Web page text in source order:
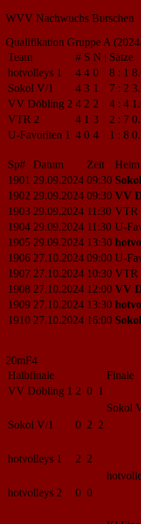
WVV Nachwuchs Burschen
Qualifikation Gruppe A
Team
# S N | Sätze
hotvolleys 1
4 4 0 8 : 1
Sokol V/1
4 3 1 7 : 2
VV Döbling 2 4 2 2 4 : 4
VTR 2
4 1 3 2 : 7
U-Favoriten 1 4 0 4 1 : 8
Sp# Datum Zeit Heim
1901 29.09.2024 09:30
1902 29.09.2024 09:30 VV
1903 29.09.2024 11:30 VTR
1904 29.09.2024 11:30 U-
1905 29.09.2024 13:30
1906 27.10.2024 09:00 U-
1907 27.10.2024 10:30 VTR
1908 27.10.2024 12:00 VV
1909 27.10.2024 13:30
1910 27.10.2024 16:00
20mF4
Halbfinale
Finale
VV Döbling 1 2 0 1
Sokol
Sokol V/1
0 2 2
hotvolleys 1
2 2
hotvolleys 2
0 0